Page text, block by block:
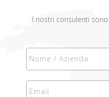
I nostri consulenti